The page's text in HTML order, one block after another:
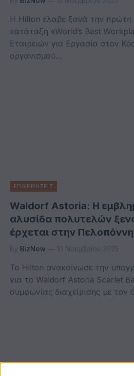
Η Hilton έλαβε ξανά την πρώτη
κατάταξη «World’s Best
Εταιρειών για Εργασία στον
οργανισμού…
ΕΠΙΧΕΙΡΗΣΕΙΣ
Waldorf Astoria: Η
αλυσίδα πολυτελών
έρχεται στην
By BizNow 10 Νοεμβρίου 2025
Το Hilton ανακοίνωσε την
για το Waldorf Astoria Scarlet
συμφωνίας διαχείρισης με τον